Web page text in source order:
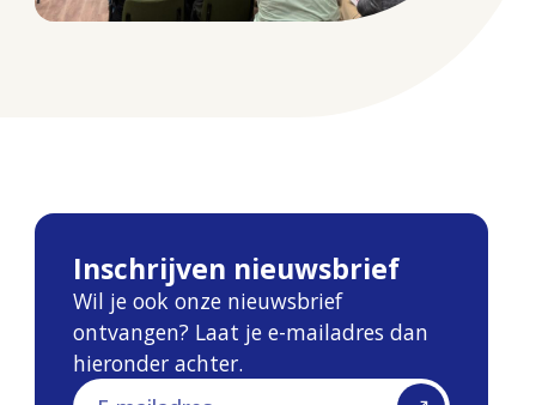
Inschrijven nieuwsbrief
Wil je ook onze nieuwsbrief
ontvangen? Laat je e-mailadres dan
hieronder achter.
E-mailadres